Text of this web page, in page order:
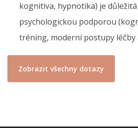
kognitiva, hypnotika) je
psychologickou podporou
tréning, moderní postupy léčby
Zobrazit všechny dotazy